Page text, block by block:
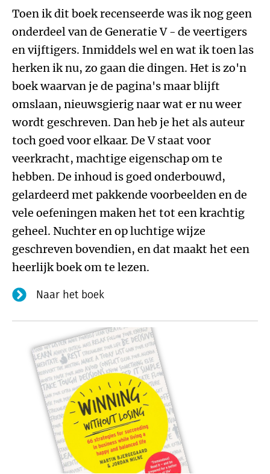
Toen ik dit boek recenseerde was ik nog geen
onderdeel van de Generatie V - de veertigers
en vijftigers. Inmiddels wel en wat ik toen las
herken ik nu, zo gaan die dingen. Het is zo'n
boek waarvan je de pagina's maar blijft
omslaan, nieuwsgierig naar wat er nu weer
wordt geschreven. Dan heb je het als auteur
toch goed voor elkaar. De V staat voor
veerkracht, machtige eigenschap om te
hebben. De inhoud is goed onderbouwd,
gelardeerd met pakkende voorbeelden en de
vele oefeningen maken het tot een krachtig
geheel. Nuchter en op luchtige wijze
geschreven bovendien, en dat maakt het een
heerlijk boek om te lezen.
Naar het boek